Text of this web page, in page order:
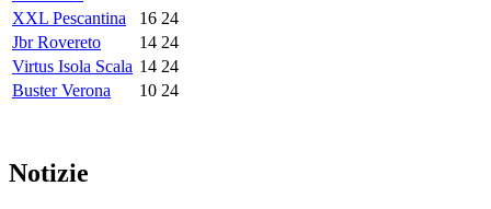
XXL Pescantina
16 24
Jbr Rovereto
14 24
Virtus Isola Scala 14 24
Buster Verona
10 24
Notizie